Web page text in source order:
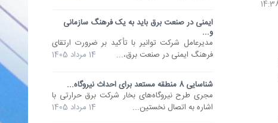
ایمنی در صنعت برق باید به یک فرهنگ سازمانی
و...
مدیرعامل شرکت توانیر با تأکید بر ضرورت ارتقای
فرهنگ ایمنی در صنعت برق،...
14 مرداد 1405
شناسایی 8 منطقه مستعد برای احداث نیروگاه...
مجری طرح نیروگاه‌های بخار شرکت برق حرارتی با
اشاره به اتصال نخستین...
14 مرداد 1405